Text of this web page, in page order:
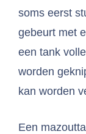
soms eerst
gebeurt met
een tank
worden
kan worden
Een